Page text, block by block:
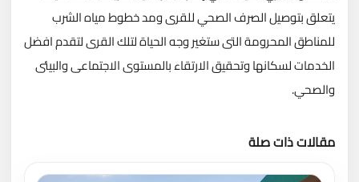
يتعلق بتوصيل الصرف الصحي للقرى ومد خطوط مياه الشرب
للمناطق المحرومة التى ستغير وجه الحياة لتلك القرى لتقدم افضل
الخدمات لسكانها وتحقيق الارتقاء بالمستوى الاجتماعى والبيئى
والصحي.
مقالات ذات صلة